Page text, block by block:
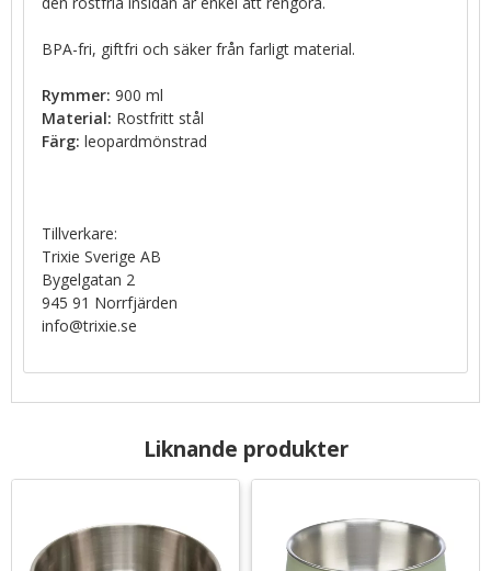
BPA-fri, giftfri och säker från farligt material.
Rymmer: 900 ml
Material: Rostfritt stål
Färg: leopardmönstrad
Tillverkare:
Trixie Sverige AB
Bygelgatan 2
945 91 Norrfjärden
info@trixie.se
Liknande produkter